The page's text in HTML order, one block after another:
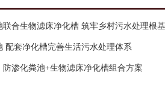
合生物滤床净化槽 筑牢乡村污水处理根基
配套净化槽完善生活污水处理体系
渗化粪池+生物滤床净化槽组合方案